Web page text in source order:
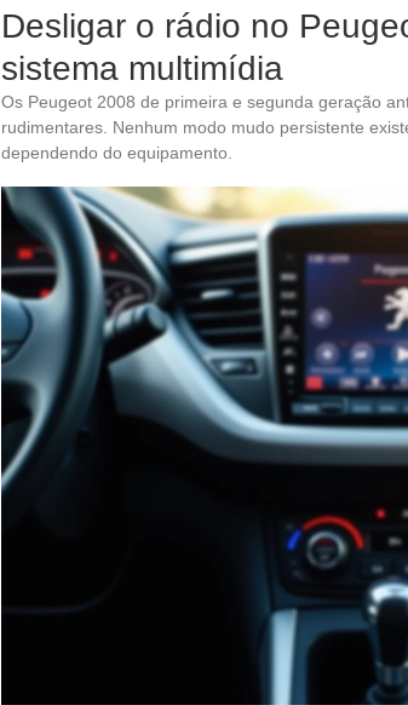
Desligar o rádio no
sistema multimídia
Os Peugeot 2008 de primeira e segunda geração
rudimentares. Nenhum modo mudo persistente
dependendo do equipamento.